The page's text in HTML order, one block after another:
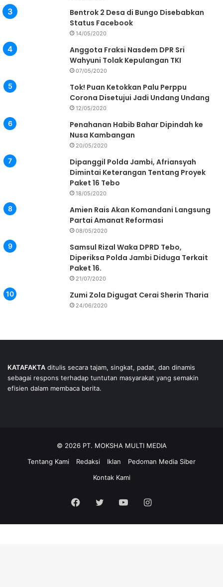
Bentrok 2 Desa di Bungo Disebabkan
Status Facebook
14/05/2020
Anggota Fraksi Nasdem DPR Sri
Wahyuni Tolak Kepulangan TKI
07/05/2020
Tok! Puan Ketokkan Palu Perppu
Corona Disetujui Jadi Undang Undang
12/05/2020
Penahanan Habib Bahar Dipindah ke
Nusa Kambangan
20/05/2020
Dipanggil Polda Jambi, Afriansyah
Dimintai Keterangan Tentang Proyek
Paket 16 Tebo
18/05/2020
Amien Rais Akan Komandani Langsung
Partai Amanat Reformasi
08/05/2020
Samsul Rizal Waka DPRD Tebo,
Diperiksa Polda Jambi Diduga Terkait
Paket 16.
21/07/2020
Zumi Zola Digugat Cerai Sherin Tharia
24/06/2020
KATAFAKTA ditulis secara tajam, singkat, padat, dan dinamis
sebagai respons terhadap tuntutan masyarakat yang semakin
efisien dalam membaca berita.
© 2026 PT. MOKSHA MULTI MEDIA
Tentang Kami
Redaksi Iklan
Pedoman Media Siber
Kontak Kami
Facebook
Twitter YouTubeInstagram